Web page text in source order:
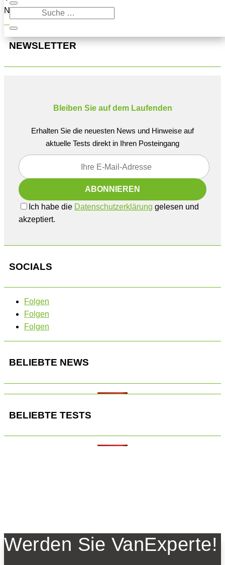
Navigation oben, um den Beitrag zu finden.
NEWSLETTER
Bleiben Sie auf dem Laufenden
Erhalten Sie die neuesten News und Hinweise auf
aktuelle Tests direkt in Ihren Posteingang
Ich habe die Datenschutzerklärung gelesen und
akzeptiert.
SOCIALS
Folgen
Folgen
Folgen
BELIEBTE NEWS
BELIEBTE TESTS
Werden Sie VanExperte!